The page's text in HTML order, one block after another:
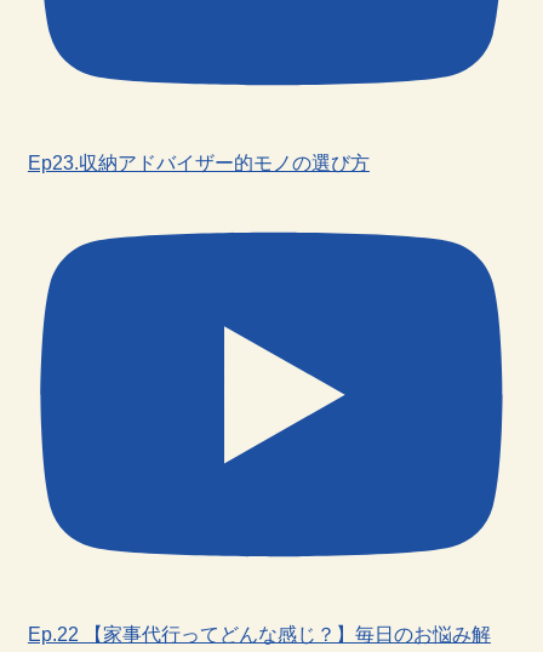
Ep23.収納アドバイザー的モノの選び方
Ep.22 【家事代行ってどんな感じ？】毎日のお悩み解